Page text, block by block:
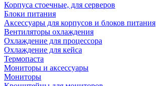
Корпуса стоечные, для серверов
Блоки питания
Аксессуары для корпусов и блоков питания
Вентиляторы охлаждения
Охлаждение для процессора
Охлаждение для кейса
Термопаста
Мониторы и аксессуары
Мониторы